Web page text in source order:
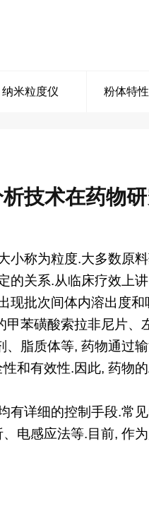
纳米粒度仪 粉体特
技术在药物
小称为粒度.大多数原
的关系.从临床疗效上
现批次间体内溶出度
苯磺酸索拉非尼片
脂质体等, 药物通过
和有效性.因此, 药物
有详细的控制手段.常
电感应法等.目前, 作